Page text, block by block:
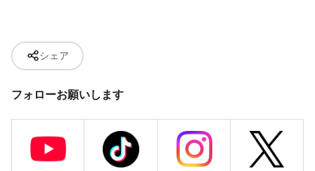
シェア
フォローお願いします